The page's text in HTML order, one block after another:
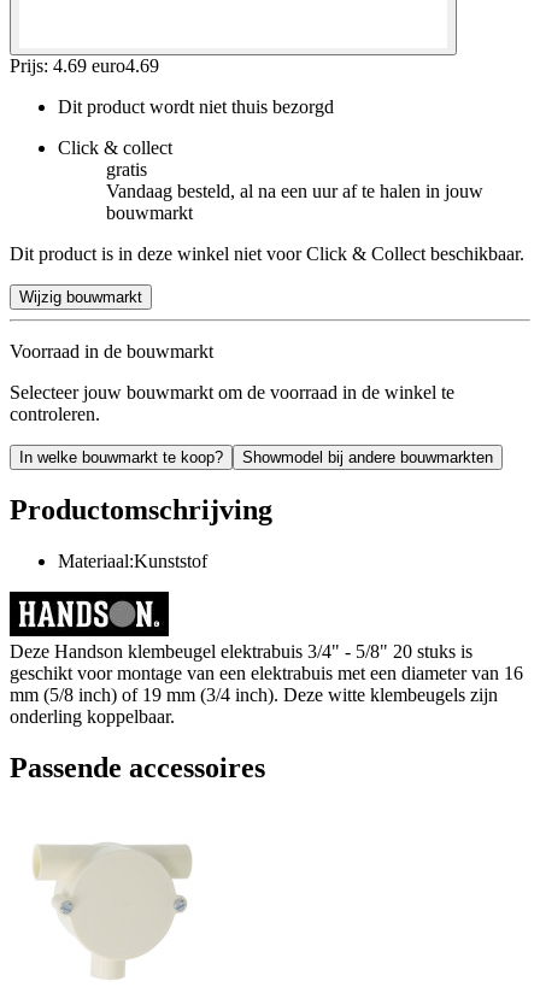
Prijs: 4.69 euro4.69
Dit product wordt niet thuis bezorgd
Click & collect
gratis
Vandaag besteld, al na een uur af te halen in jouw
bouwmarkt
Dit product is in deze winkel niet voor Click & Collect beschikbaar.
Wijzig bouwmarkt
Voorraad in de bouwmarkt
Selecteer jouw bouwmarkt om de voorraad in de winkel te
controleren.
In welke bouwmarkt te koop? Showmodel bij andere bouwmarkten
Productomschrijving
Materiaal:Kunststof
Deze Handson klembeugel elektrabuis 3/4" - 5/8" 20 stuks is
geschikt voor montage van een elektrabuis met een diameter van 16
mm (5/8 inch) of 19 mm (3/4 inch). Deze witte klembeugels zijn
onderling koppelbaar.
Passende accessoires